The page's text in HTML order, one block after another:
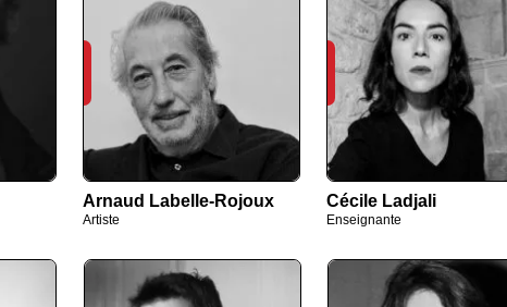
Arnaud Labelle-Rojoux
Artiste
Cécile Ladjali
Enseignante